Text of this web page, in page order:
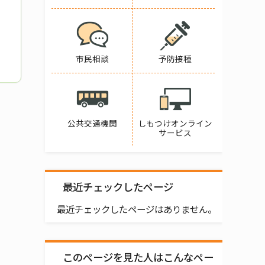
市民相談 予防接種
公共交通機関
しもつけオンライン
サービス
最近チェックしたページ
最近チェックしたページはありません。
このページを見た人はこんなペー